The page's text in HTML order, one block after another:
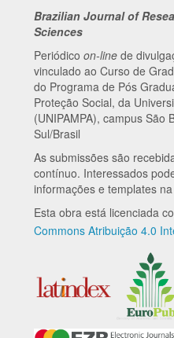
Brazilian Journal of
Sciences
Periódico on-line de
vinculado ao Curso de
do Programa de Pós
Proteção Social, da
(UNIPAMPA), campus São
Sul/Brasil
As submissões são
contínuo. Interessados
informações e templates
Esta obra está licenciada
Commons Atribuição 4.0